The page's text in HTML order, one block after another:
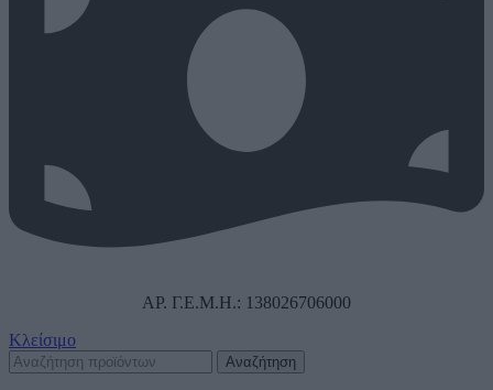
ΑΡ. Γ.Ε.Μ.Η.: 138026706000
Κλείσιμο
Αναζήτηση